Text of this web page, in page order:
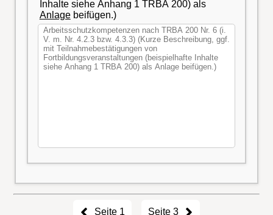
Inhalte siehe Anhang 1 TRBA 200) als
Anlagebeifügen.)
Seite 1 Seite 3